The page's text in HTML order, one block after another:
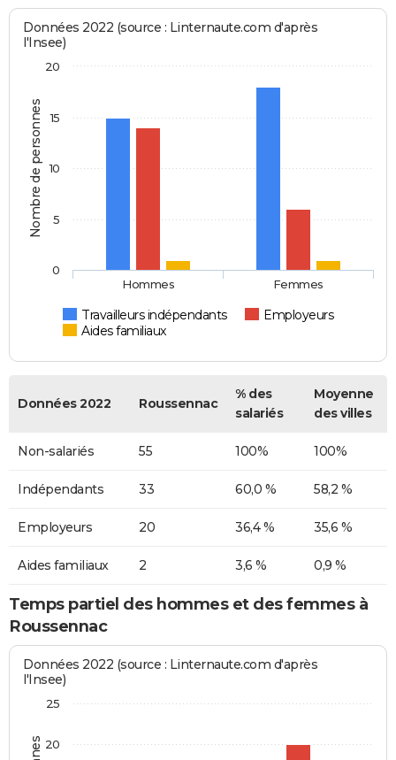
Nombre de personnes
Données 2022 (source : Linternaute.com d'après
l'Insee)
Travailleurs indépendants
Employeurs
Aides familiaux
Hommes Femmes
0
5
10
15
20
Données 2022 Roussennac
% des
salariés
Moyenne
des villes
Non-salariés 55 100% 100%
Indépendants 33 60,0 % 58,2 %
Employeurs 20 36,4 % 35,6 %
Aides familiaux 2 3,6 % 0,9 %
Temps partiel des hommes et des femmes à
Roussennac
Données 2022 (source : Linternaute.com d'après
l'Insee)
20
25